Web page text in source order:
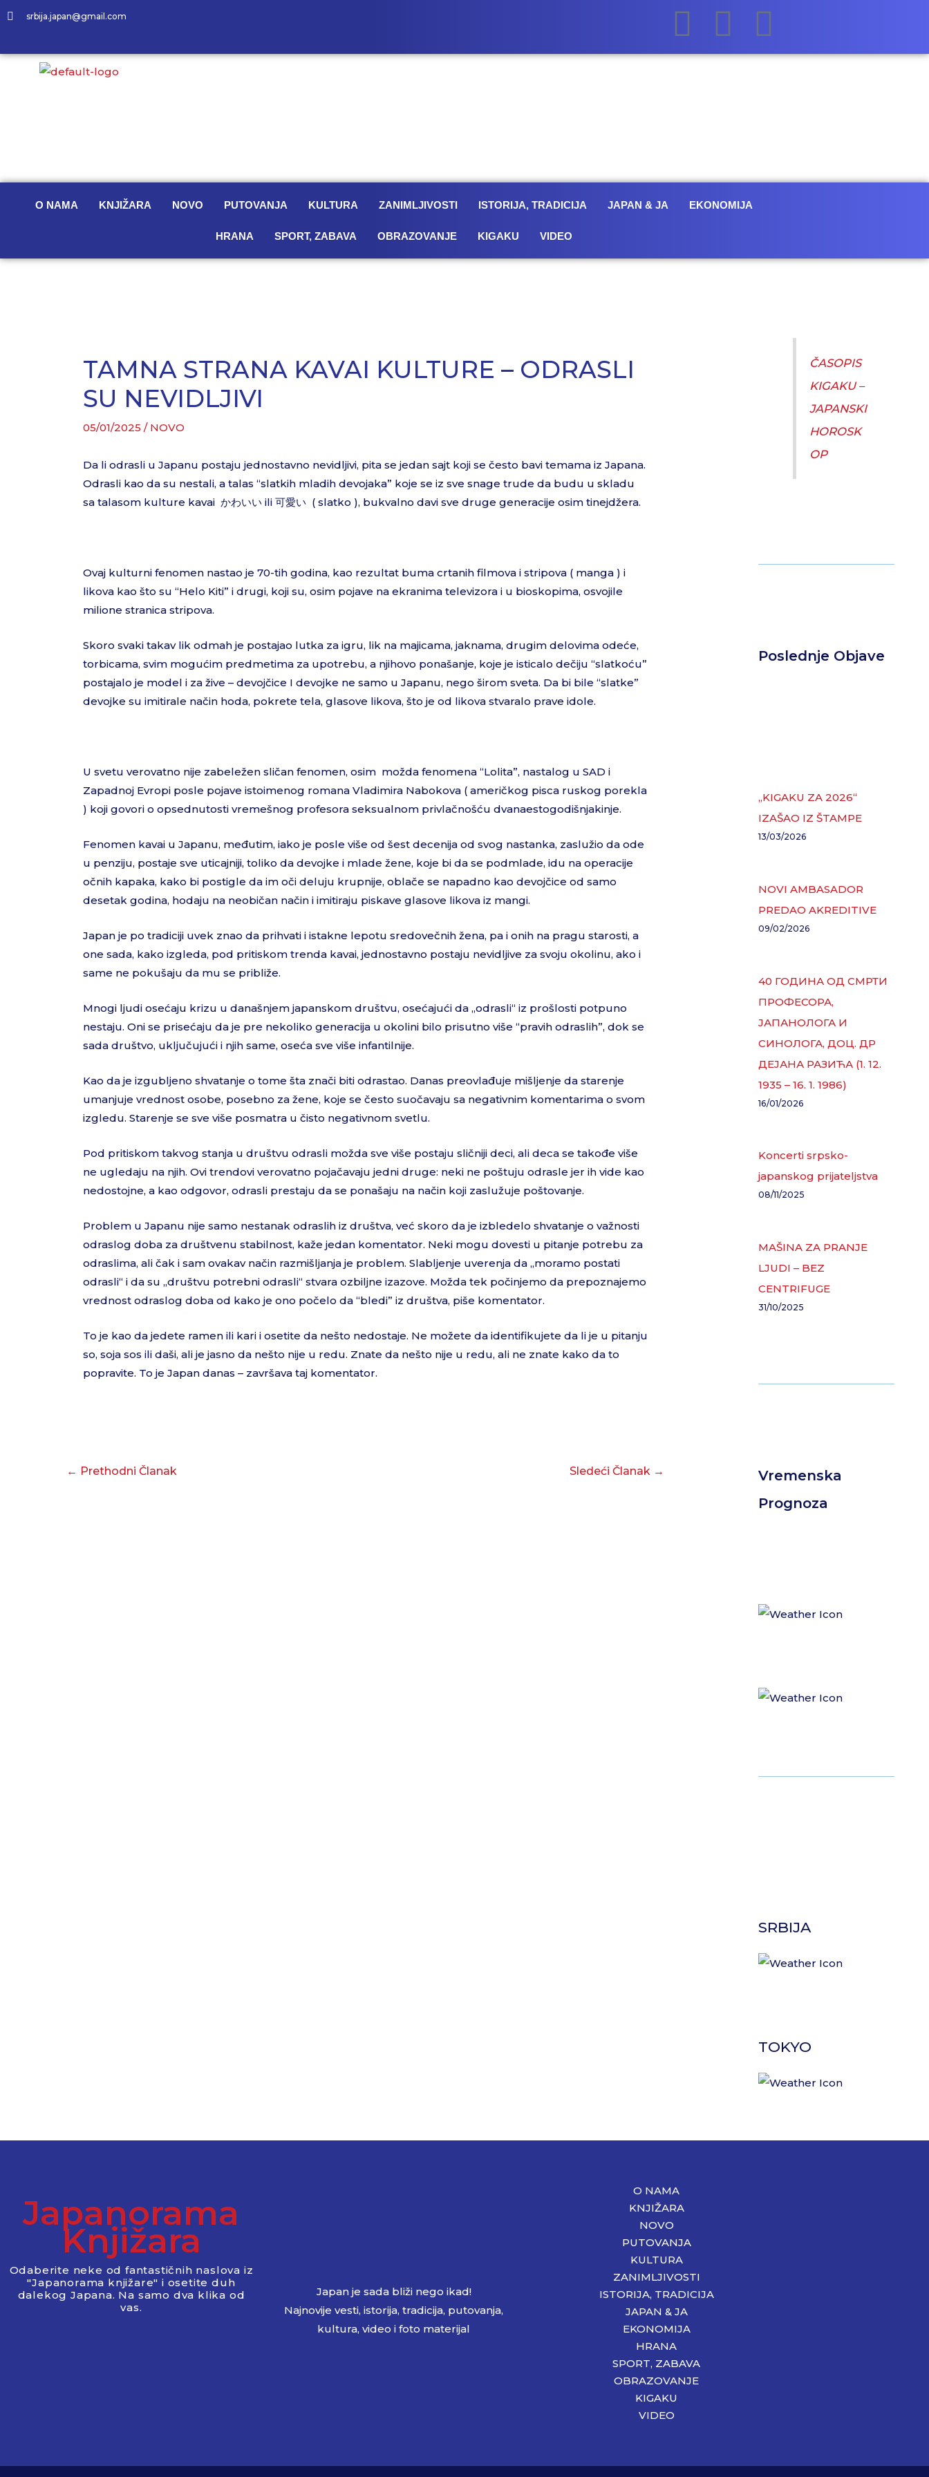
srbija.japan@gmail.com
O NAMA KNJIŽARA NOVO PUTOVANJA KULTURA ZANIMLJIVOSTI ISTORIJA, TRADICIJA JAPAN & JA EKONOMIJA
HRANA SPORT, ZABAVA OBRAZOVANJE KIGAKU VIDEO
TAMNA STRANA KAVAI KULTURE – ODRASLI
SU NEVIDLJIVI
05/01/2025/ NOVO
Da li odrasli u Japanu postaju jednostavno nevidljivi, pita se jedan sajt koji se često bavi temama iz Japana.
Odrasli kao da su nestali, a talas “slatkih mladih devojaka” koje se iz sve snage trude da budu u skladu
sa talasom kulture kavai かわいい ili 可愛い ( slatko ), bukvalno davi sve druge generacije osim tinejdžera.
Ovaj kulturni fenomen nastao je 70-tih godina, kao rezultat buma crtanih filmova i stripova ( manga ) i
likova kao što su “Helo Kiti” i drugi, koji su, osim pojave na ekranima televizora i u bioskopima, osvojile
milione stranica stripova.
Skoro svaki takav lik odmah je postajao lutka za igru, lik na majicama, jaknama, drugim delovima odeće,
torbicama, svim mogućim predmetima za upotrebu, a njihovo ponašanje, koje je isticalo dečiju “slatkoću”
postajalo je model i za žive – devojčice I devojke ne samo u Japanu, nego širom sveta. Da bi bile “slatke”
devojke su imitirale način hoda, pokrete tela, glasove likova, što je od likova stvaralo prave idole.
U svetu verovatno nije zabeležen sličan fenomen, osim možda fenomena “Lolita”, nastalog u SAD i
Zapadnoj Evropi posle pojave istoimenog romana Vladimira Nabokova ( američkog pisca ruskog porekla
) koji govori o opsednutosti vremešnog profesora seksualnom privlačnošću dvanaestogodišnjakinje.
Fenomen kavai u Japanu, međutim, iako je posle više od šest decenija od svog nastanka, zaslužio da ode
u penziju, postaje sve uticajniji, toliko da devojke i mlade žene, koje bi da se podmlade, idu na operacije
očnih kapaka, kako bi postigle da im oči deluju krupnije, oblače se napadno kao devojčice od samo
desetak godina, hodaju na neobičan način i imitiraju piskave glasove likova iz mangi.
Japan je po tradiciji uvek znao da prihvati i istakne lepotu sredovečnih žena, pa i onih na pragu starosti, a
one sada, kako izgleda, pod pritiskom trenda kavai, jednostavno postaju nevidljive za svoju okolinu, ako i
same ne pokušaju da mu se približe.
Mnogi ljudi osećaju krizu u današnjem japanskom društvu, osećajući da „odrasli“ iz prošlosti potpuno
nestaju. Oni se prisećaju da je pre nekoliko generacija u okolini bilo prisutno više “pravih odraslih”, dok se
sada društvo, uključujući i njih same, oseća sve više infantilnije.
Kao da je izgubljeno shvatanje o tome šta znači biti odrastao. Danas preovlađuje mišljenje da starenje
umanjuje vrednost osobe, posebno za žene, koje se često suočavaju sa negativnim komentarima o svom
izgledu. Starenje se sve više posmatra u čisto negativnom svetlu.
Pod pritiskom takvog stanja u društvu odrasli možda sve više postaju sličniji deci, ali deca se takođe više
ne ugledaju na njih. Ovi trendovi verovatno pojačavaju jedni druge: neki ne poštuju odrasle jer ih vide kao
nedostojne, a kao odgovor, odrasli prestaju da se ponašaju na način koji zaslužuje poštovanje.
Problem u Japanu nije samo nestanak odraslih iz društva, već skoro da je izbledelo shvatanje o važnosti
odraslog doba za društvenu stabilnost, kaže jedan komentator. Neki mogu dovesti u pitanje potrebu za
odraslima, ali čak i sam ovakav način razmišljanja je problem. Slabljenje uverenja da „moramo postati
odrasli“ i da su „društvu potrebni odrasli“ stvara ozbiljne izazove. Možda tek počinjemo da prepoznajemo
vrednost odraslog doba od kako je ono počelo da “bledi” iz društva, piše komentator.
To je kao da jedete ramen ili kari i osetite da nešto nedostaje. Ne možete da identifikujete da li je u pitanju
so, soja sos ili daši, ali je jasno da nešto nije u redu. Znate da nešto nije u redu, ali ne znate kako da to
popravite. To je Japan danas – završava taj komentator.
← Prethodni Članak Sledeći Članak →
ČASOPIS
KIGAKU –
JAPANSKI
HOROSK
OP
Poslednje Objave
„KIGAKU ZA 2026“
IZAŠAO IZ ŠTAMPE
13/03/2026
NOVI AMBASADOR
PREDAO AKREDITIVE
09/02/2026
40 ГОДИНА ОД СМРТИ
ПРОФЕСОРА,
ЈАПАНОЛОГА И
СИНОЛОГА, ДОЦ. ДР
ДЕЈАНА РАЗИЋА (1. 12.
1935 – 16. 1. 1986)
16/01/2026
Koncerti srpsko-
japanskog prijateljstva
08/11/2025
MAŠINA ZA PRANJE
LJUDI – BEZ
CENTRIFUGE
31/10/2025
Vremenska
Prognoza
SRBIJA
TOKYO
Japanorama
Knjižara
Odaberite neke od fantastičnih naslova iz
"Japanorama knjižare" i osetite duh
dalekog Japana. Na samo dva klika od
vas.
Japan je sada bliži nego ikad!
Najnovije vesti, istorija, tradicija, putovanja,
kultura, video i foto materijal
O NAMA
KNJIŽARA
NOVO
PUTOVANJA
KULTURA
ZANIMLJIVOSTI
ISTORIJA, TRADICIJA
JAPAN & JA
EKONOMIJA
HRANA
SPORT, ZABAVA
OBRAZOVANJE
KIGAKU
VIDEO